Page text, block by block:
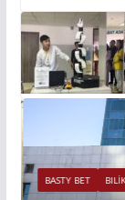
BASTY BET BILİK